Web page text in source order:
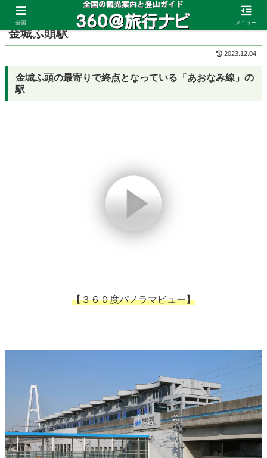
ホーム 愛知県 金城ふ頭
金城ふ頭駅
2023.12.04
金城ふ頭の最寄りで終点となっている「あおなみ線」の
駅
【３６０度パノラマビュー】
全国 メニュー